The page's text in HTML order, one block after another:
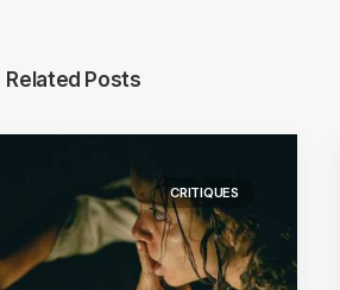
Related Posts
CRITIQUES